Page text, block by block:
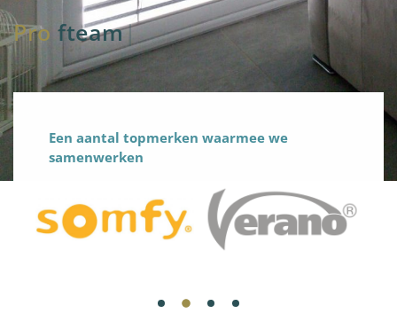
Pro fteam
Een aantal topmerken waarmee we
samenwerken